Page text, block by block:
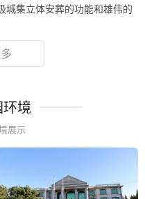
城集立体安葬的功能和雄伟的
境
展示